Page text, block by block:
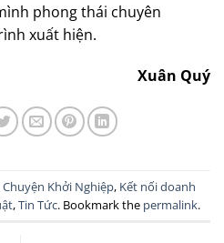
phong thái chuyên
xuất hiện.
Xuân Quý
Chuyện Khởi Nghiệp, Kết nối doanh
,Tin Tức. Bookmark the permalink.